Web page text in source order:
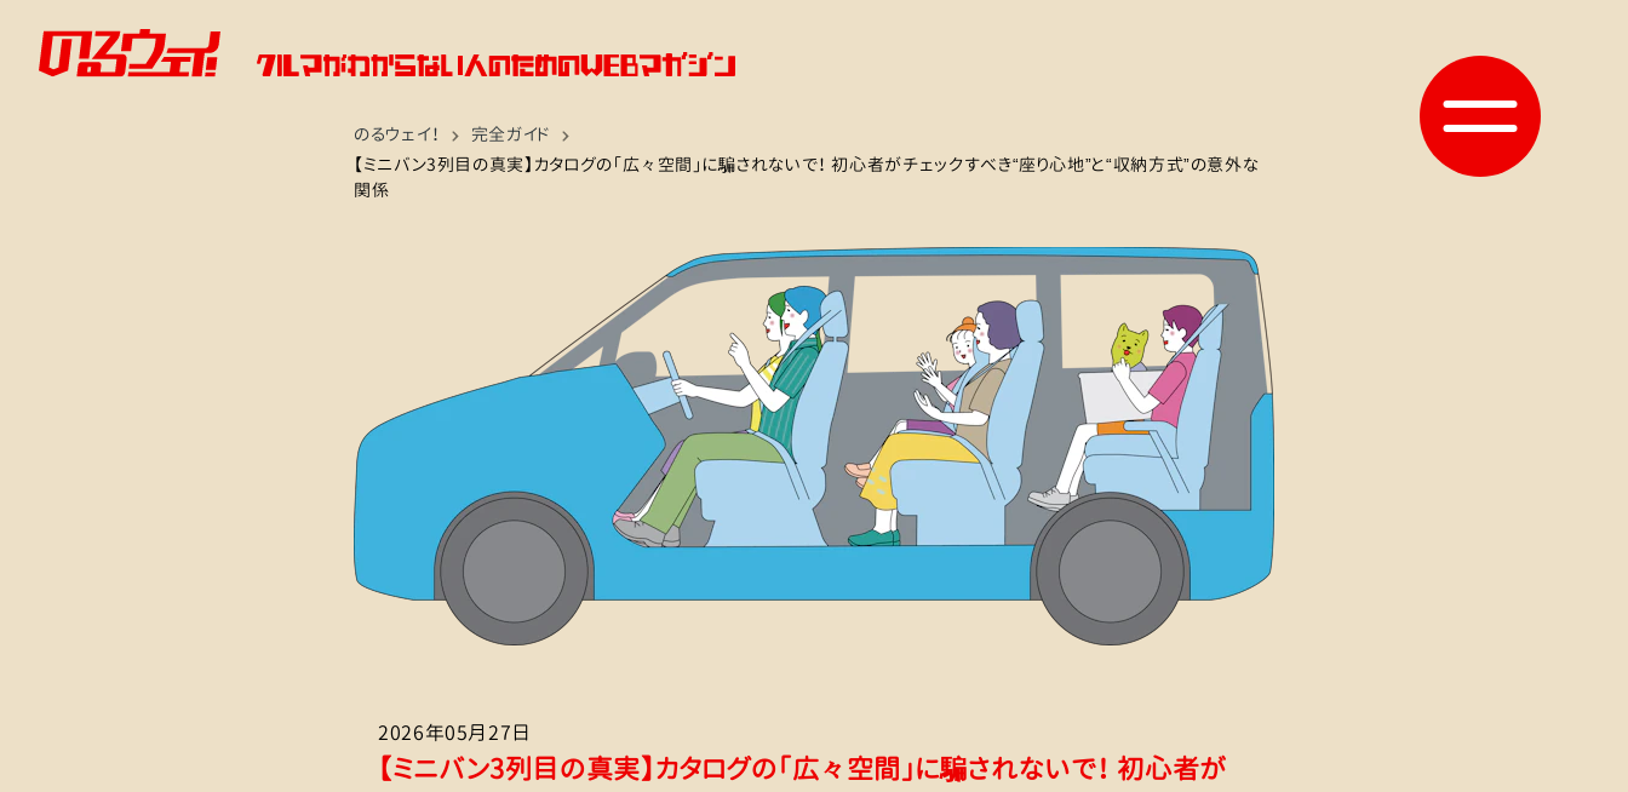
のるウェイ！
完全ガイド
【ミニバン3列目の真実】カタログの「広々空間」に騙されないで！ 初心者がチェックすべき“座り心地”と“収納方式”の意外な
関係
2026年05月27日
【ミニバン3列目の真実】カタログの「広々空間」に騙されないで！ 初心者が